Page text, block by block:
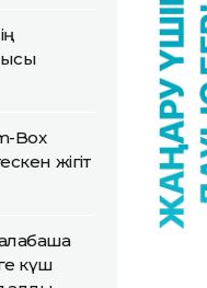
Box
жігіт
күш